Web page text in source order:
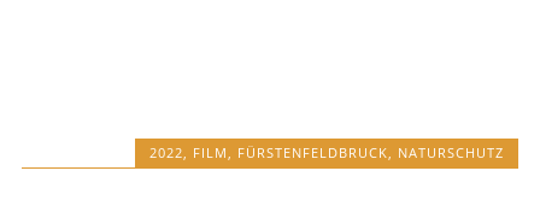
2022, FILM, FÜRSTENFELDBRUCK, NATURSCHUTZ